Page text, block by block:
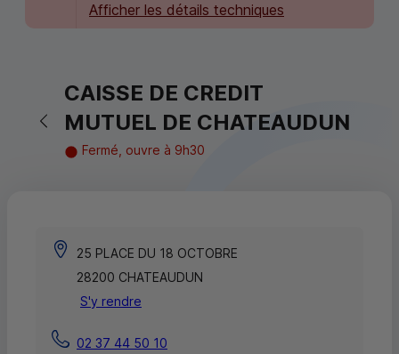
Afficher les détails techniques
Retour vers la page précédente
CAISSE DE CREDIT
MUTUEL DE CHATEAUDUN
Fermé, ouvre à 9h30
25 PLACE DU 18 OCTOBRE
28200 CHATEAUDUN
S'y rendre
02 37 44 50 10